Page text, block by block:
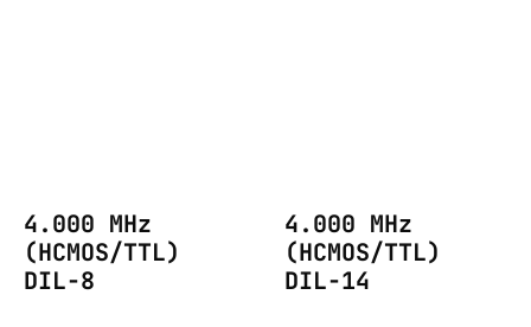
4.000 MHz
(HCMOS/TTL)
DIL-8
4.000 MHz
(HCMOS/TTL)
DIL-14